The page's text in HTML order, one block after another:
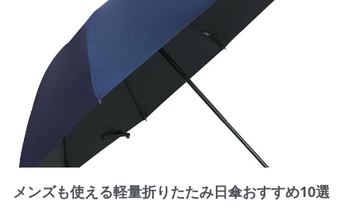
メンズも使える軽量折りたたみ日傘おすすめ10選